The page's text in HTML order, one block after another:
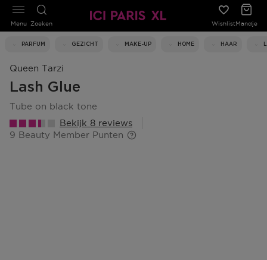
Zoeken WishlistMandje
PARFUM GEZICHT MAKE-UP HOME HAAR
Menu
Queen Tarzi
Lash Glue
tube on black tone
Bekijk 8 reviews
9 Beauty Member Punten